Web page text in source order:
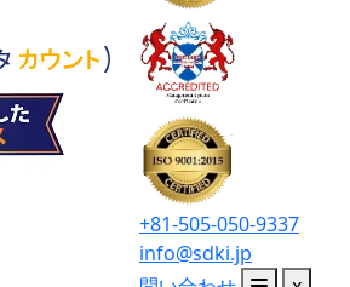
+81-505-050-9337
info@sdki.jp